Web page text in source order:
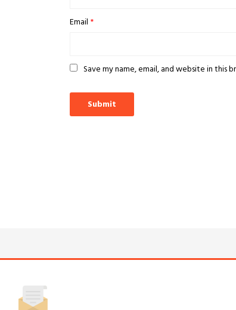
Email *
Save my name, email, and website in